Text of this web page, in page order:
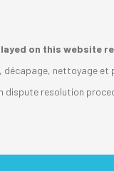
on this website
nettoyage
resolution